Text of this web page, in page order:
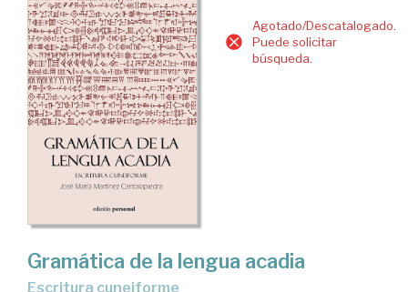
Agotado/Descatalogado.
Puede solicitar
búsqueda.
Gramática de la lengua acadia
escritura cuneiforme